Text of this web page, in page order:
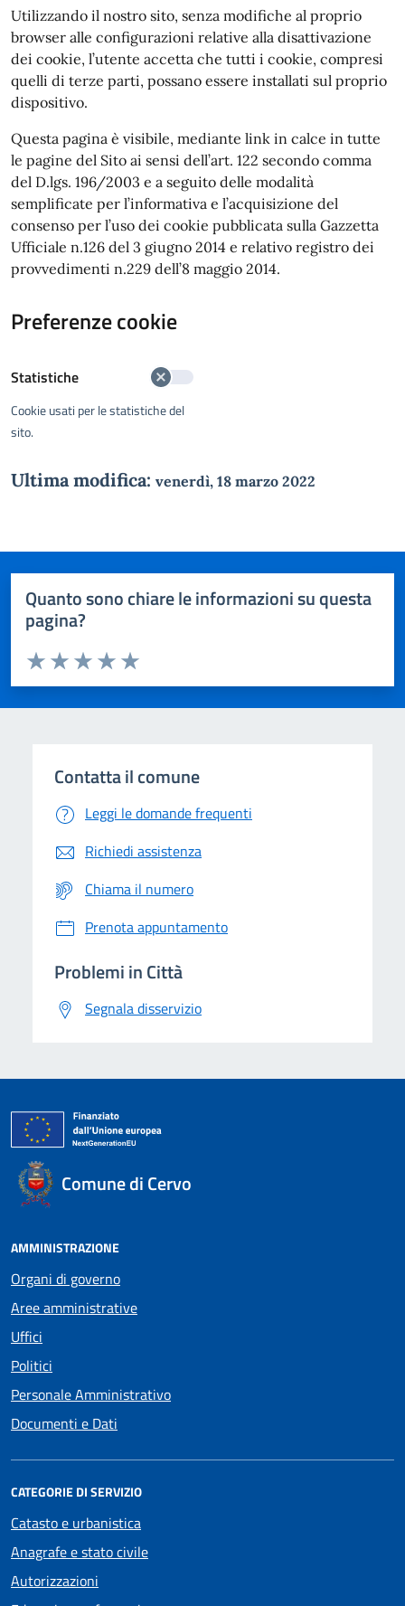
Utilizzando il nostro sito, senza modifiche al proprio
browser alle configurazioni relative alla disattivazione
dei cookie, l’utente accetta che tutti i cookie, compresi
quelli di terze parti, possano essere installati sul proprio
dispositivo.
Questa pagina è visibile, mediante link in calce in tutte
le pagine del Sito ai sensi dell’art. 122 secondo comma
del D.lgs. 196/2003 e a seguito delle modalità
semplificate per l’informativa e l’acquisizione del
consenso per l’uso dei cookie pubblicata sulla Gazzetta
Ufficiale n.126 del 3 giugno 2014 e relativo registro dei
provvedimenti n.229 dell’8 maggio 2014.
Preferenze cookie
Statistiche
Cookie usati per le statistiche del
sito.
Ultima modifica: venerdì, 18 marzo 2022
Quanto sono chiare le informazioni su questa
pagina?
Domanda
Valuta da 1 a 5 stelle la pagina
Contatta il comune
Leggi le domande frequenti
Richiedi assistenza
Chiama il numero
Prenota appuntamento
Problemi in Città
Segnala disservizio
Comune di Cervo
AMMINISTRAZIONE
Organi di governo
Aree amministrative
Uffici
Politici
Personale Amministrativo
Documenti e Dati
CATEGORIE DI SERVIZIO
Catasto e urbanistica
Anagrafe e stato civile
Autorizzazioni